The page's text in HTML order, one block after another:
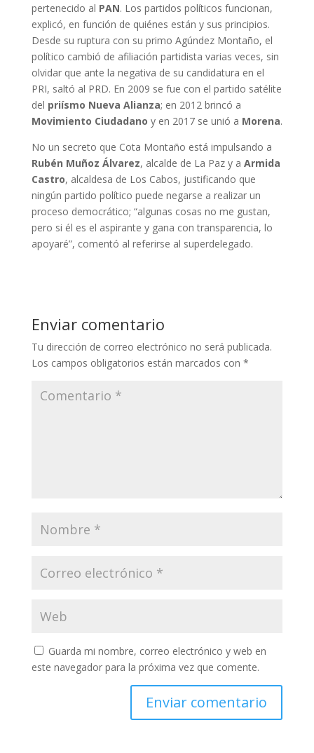
pertenecido al PAN. Los partidos políticos funcionan,
explicó, en función de quiénes están y sus principios.
Desde su ruptura con su primo Agúndez Montaño, el
político cambió de afiliación partidista varias veces, sin
olvidar que ante la negativa de su candidatura en el
PRI, saltó al PRD. En 2009 se fue con el partido satélite
del priísmo Nueva Alianza; en 2012 brincó a
Movimiento Ciudadano y en 2017 se unió a Morena.
No un secreto que Cota Montaño está impulsando a
Rubén Muñoz Álvarez, alcalde de La Paz y a Armida
Castro, alcaldesa de Los Cabos, justificando que
ningún partido político puede negarse a realizar un
proceso democrático; “algunas cosas no me gustan,
pero si él es el aspirante y gana con transparencia, lo
apoyaré”, comentó al referirse al superdelegado.
Enviar comentario
Tu dirección de correo electrónico no será publicada.
Los campos obligatorios están marcados con *
Guarda mi nombre, correo electrónico y web en
este navegador para la próxima vez que comente.